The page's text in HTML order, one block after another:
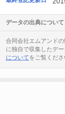
データの出典について
合同会社エムアンドの
に独自で収集したデ
についてをご覧くださ